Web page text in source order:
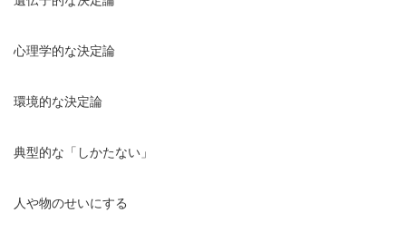
心理学的な決定論
環境的な決定論
典型的な「しかたない」
人や物のせいにする